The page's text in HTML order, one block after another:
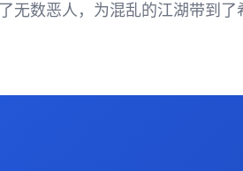
无数恶人，为混乱的江湖带到了